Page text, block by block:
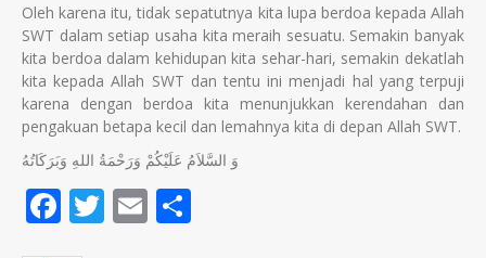
Oleh karena itu, tidak sepatutnya kita lupa berdoa kepada Allah
SWT dalam setiap usaha kita meraih sesuatu. Semakin banyak
kita berdoa dalam kehidupan kita sehar-hari, semakin dekatlah
kita kepada Allah SWT dan tentu ini menjadi hal yang terpuji
karena dengan berdoa kita menunjukkan kerendahan dan
pengakuan betapa kecil dan lemahnya kita di depan Allah SWT.
وَ السَّلاَمُ عَلَيْكُمْ وَرَحْمَةُ اللهِ وَبَرَكَاتُهُ
Facebook
Twitter
Email